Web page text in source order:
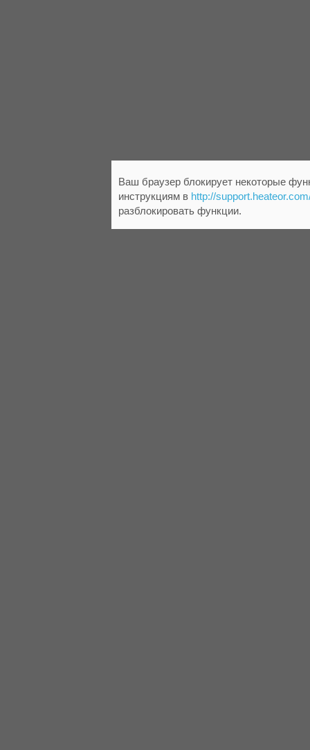
Ваш браузер блокирует некоторые
инструкциям в http://
разблокировать функции.